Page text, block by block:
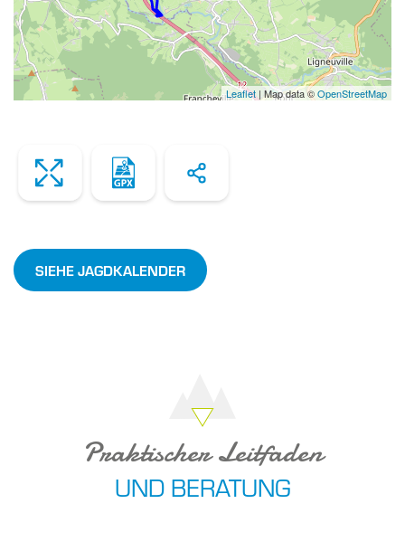
Leaflet | Map data ©OpenStreetMap
SIEHE JAGDKALENDER
Praktischer Leitfaden
UND BERATUNG